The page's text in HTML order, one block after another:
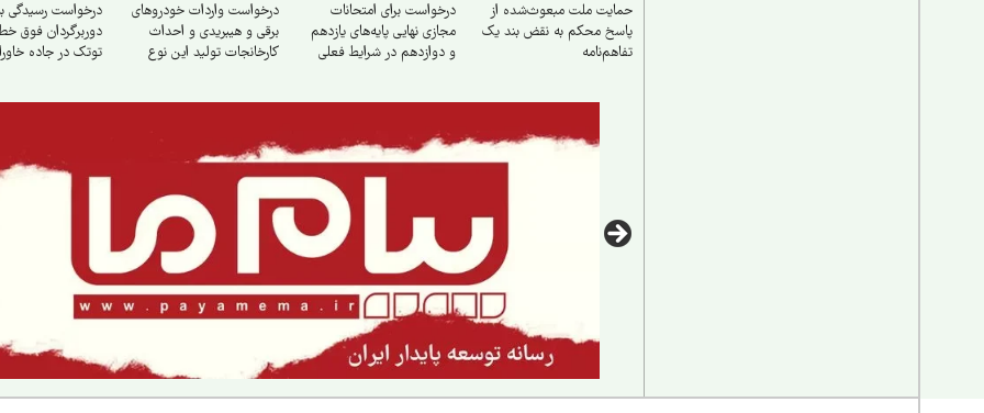
حمایت ملت مبعوث‌شده از
پاسخ محکم به نقض بند یک
تفاهم‌نامه
درخواست برای امتحانات
مجازی نهایی پایه‌های یازدهم
و دوازدهم در شرایط فعلی
درخواست واردات خودروهای
برقی و هیبریدی و احداث
کارخانجات تولید این نوع
درخواست رسیدگی
دوربرگردان فوق‌
توتک در جاده